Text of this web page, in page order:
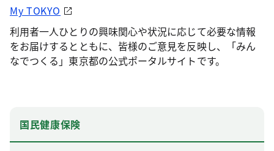
My TOKYO
利用者一人ひとりの興味関心や状況に応じて必要な情報
をお届けするとともに、皆様のご意見を反映し、「みん
なでつくる」東京都の公式ポータルサイトです。
国民健康保険